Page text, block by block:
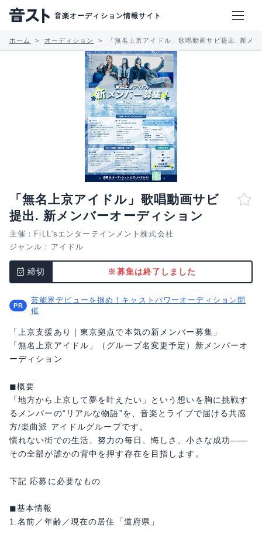
音楽オーディション情報サイト
ホーム オーディション 「無名上京アイドル」歌唱動画サビ提出. 新メ
「無名上京アイドル」歌唱動画サビ
提出. 新メンバーオーディション
主催：FiLL'sエンターテインメント株式会社
ジャンル： アイドル
締切 ※募集は終了しました
芸能界デビューを掴め！キャストパワーオーディション開
催
「上京支援あり｜東京拠点で本気の新メンバー募集」
「無名上京アイドル」（グループ名変更予定）新メンバーオ
ーディション
◼︎概要
「地方から上京して夢を叶えたい」という想いを胸に挑戦す
るメンバーの“リアルな物語”を、音楽とライブで届ける共感
方/楽曲派 アイドルグループです。
慣れない街での生活、努力の毎日、悔しさ、小さな成功——
その全部が誰かの背中を押す存在を目指します。
下記 応募に必要なもの
◼︎基本情報
1.名前／年齢／現在の居住「道府県」